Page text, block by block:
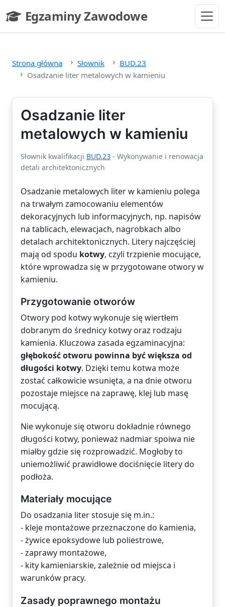
Egzaminy Zawodowe
- strona główna
Strona główna Słownik
BUD.23
Osadzanie liter metalowych w kamieniu
Osadzanie liter
metalowych w kamieniu
Słownik kwalifikacji BUD.23 - Wykonywanie i renowacja
detali architektonicznych
Osadzanie metalowych liter w kamieniu polega
na trwałym zamocowaniu elementów
dekoracyjnych lub informacyjnych, np. napisów
na tablicach, elewacjach, nagrobkach albo
detalach architektonicznych. Litery najczęściej
mają od spodu kotwy, czyli trzpienie mocujące,
które wprowadza się w przygotowane otwory w
kamieniu.
Przygotowanie otworów
Otwory pod kotwy wykonuje się wiertłem
dobranym do średnicy kotwy oraz rodzaju
kamienia. Kluczowa zasada egzaminacyjna:
głębokość otworu powinna być większa od
długości kotwy. Dzięki temu kotwa może
zostać całkowicie wsunięta, a na dnie otworu
pozostaje miejsce na zaprawę, klej lub masę
mocującą.
Nie wykonuje się otworu dokładnie równego
długości kotwy, ponieważ nadmiar spoiwa nie
miałby gdzie się rozprowadzić. Mogłoby to
uniemożliwić prawidłowe dociśnięcie litery do
podłoża.
Materiały mocujące
Do osadzania liter stosuje się m.in.:
- kleje montażowe przeznaczone do kamienia,
- żywice epoksydowe lub poliestrowe,
- zaprawy montażowe,
- kity kamieniarskie, zależnie od miejsca i
warunków pracy.
Zasady poprawnego montażu